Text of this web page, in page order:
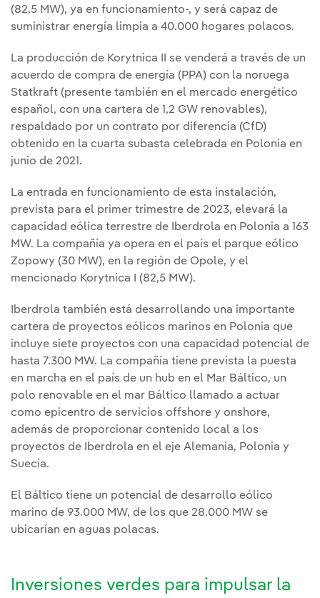
(82,5 MW), ya en funcionamiento-, y será capaz de
suministrar energía limpia a 40.000 hogares polacos.
La producción de Korytnica II se venderá a través de un
acuerdo de compra de energía (PPA) con la noruega
Statkraft (presente también en el mercado energético
español, con una cartera de 1,2 GW renovables),
respaldado por un contrato por diferencia (CfD)
obtenido en la cuarta subasta celebrada en Polonia en
junio de 2021.
La entrada en funcionamiento de esta instalación,
prevista para el primer trimestre de 2023, elevará la
capacidad eólica terrestre de Iberdrola en Polonia a 163
MW. La compañía ya opera en el país el parque eólico
Zopowy (30 MW), en la región de Opole, y el
mencionado Korytnica I (82,5 MW).
Iberdrola también está desarrollando una importante
cartera de proyectos eólicos marinos en Polonia que
incluye siete proyectos con una capacidad potencial de
hasta 7.300 MW. La compañía tiene prevista la puesta
en marcha en el país de un hub en el Mar Báltico, un
polo renovable en el mar Báltico llamado a actuar
como epicentro de servicios offshore y onshore,
además de proporcionar contenido local a los
proyectos de Iberdrola en el eje Alemania, Polonia y
Suecia.
El Báltico tiene un potencial de desarrollo eólico
marino de 93.000 MW, de los que 28.000 MW se
ubicarían en aguas polacas.
Inversiones verdes para impulsar la